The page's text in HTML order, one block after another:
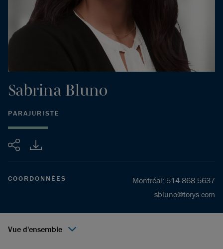
Partager
Sabrina Bluno
PARAJURISTE
COORDONNÉES Montréal: 514.868.5637
sbluno@torys.com
Vue d'ensemble